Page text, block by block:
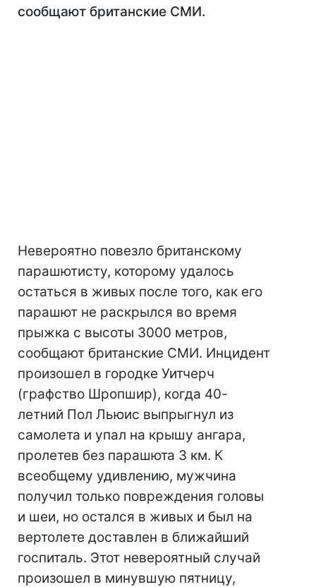
сообщают британские СМИ.
Невероятно повезло британскому
парашютисту, которому удалось
остаться в живых после того, как его
парашют не раскрылся во время
прыжка с высоты 3000 метров,
сообщают британские СМИ. Инцидент
произошел в городке Уитчерч
(графство Шропшир), когда 40-
летний Пол Льюис выпрыгнул из
самолета и упал на крышу ангара,
пролетев без парашюта 3 км. К
всеобщему удивлению, мужчина
получил только повреждения головы
и шеи, но остался в живых и был на
вертолете доставлен в ближайший
госпиталь. Этот невероятный случай
произошел в минувшую пятницу,